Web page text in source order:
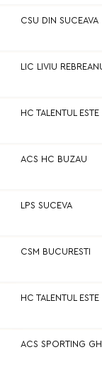
CSU DIN SUCEAVA
LIC LIVIU
HC TALENTUL
ACS HC BUZAU
LPS SUCEVA
CSM BUCURESTI
HC TALENTUL
ACS SPORTING